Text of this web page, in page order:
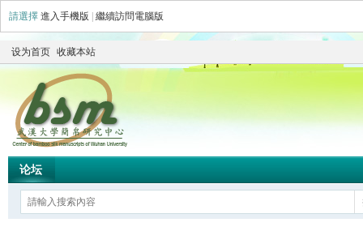
請選擇 進入手機版 繼續訪問電腦版
设为首页 收藏本站
论坛